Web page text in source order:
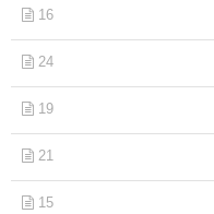
16
24
19
21
15